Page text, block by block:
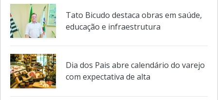
Tato Bicudo destaca obras em saúde,
educação e infraestrutura
Dia dos Pais abre calendário do varejo
com expectativa de alta